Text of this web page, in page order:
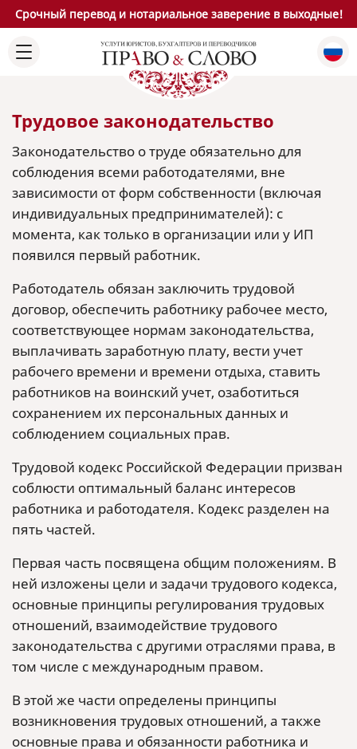
Срочный перевод и нотариальное заверение в выходные!
Трудовое законодательство
Законодательство о труде обязательно для
соблюдения всеми работодателями, вне
зависимости от форм собственности (включая
индивидуальных предпринимателей): с
момента, как только в организации или у ИП
появился первый работник.
Работодатель обязан заключить трудовой
договор, обеспечить работнику рабочее место,
соответствующее нормам законодательства,
выплачивать заработную плату, вести учет
рабочего времени и времени отдыха, ставить
работников на воинский учет, озаботиться
сохранением их персональных данных и
соблюдением социальных прав.
Трудовой кодекс Российской Федерации призван
соблюсти оптимальный баланс интересов
работника и работодателя. Кодекс разделен на
пять частей.
Первая часть посвящена общим положениям. В
ней изложены цели и задачи трудового кодекса,
основные принципы регулирования трудовых
отношений, взаимодействие трудового
законодательства с другими отраслями права, в
том числе с международным правом.
В этой же части определены принципы
возникновения трудовых отношений, а также
основные права и обязанности работника и